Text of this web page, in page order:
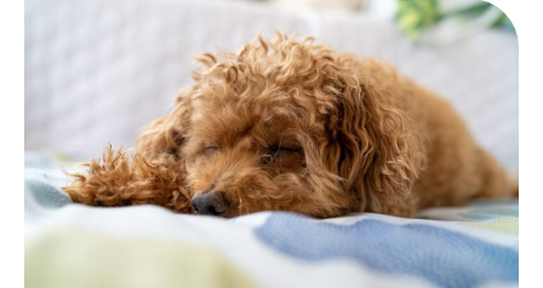
" alt="【専門家監修】犬が病気かも？元気がない時にチェックした